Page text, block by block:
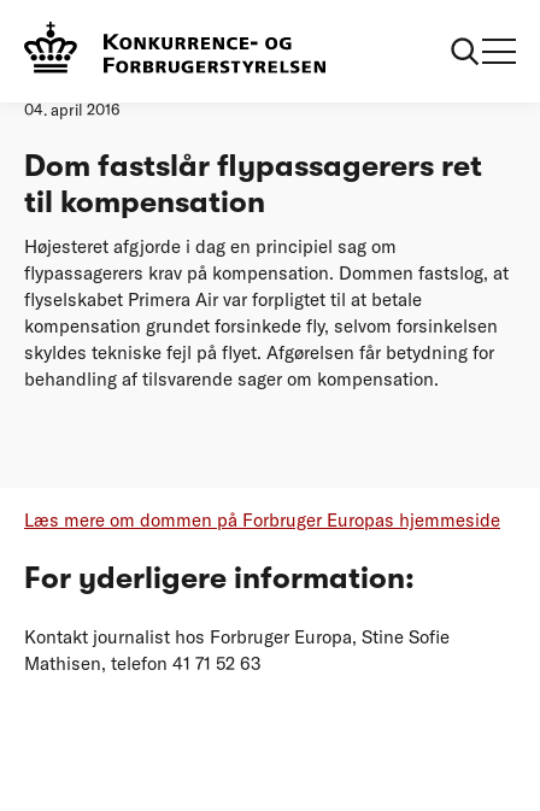
Forside
04. april 2016
Dom fastslår flypassagerers ret
til kompensation
Højesteret afgjorde i dag en principiel sag om
flypassagerers krav på kompensation. Dommen fastslog, at
flyselskabet Primera Air var forpligtet til at betale
kompensation grundet forsinkede fly, selvom forsinkelsen
skyldes tekniske fejl på flyet. Afgørelsen får betydning for
behandling af tilsvarende sager om kompensation.
Læs mere om dommen på Forbruger Europas hjemmeside
For yderligere information:
Kontakt journalist hos Forbruger Europa, Stine Sofie
Mathisen, telefon 41 71 52 63